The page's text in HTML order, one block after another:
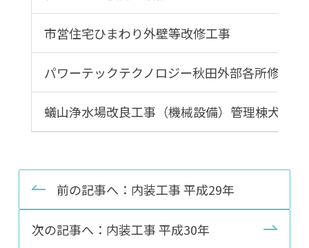
市営住宅ひまわり外壁等改修工事
パワーテックテクノロジー秋田外部各所修繕工
蟻山浄水場改良工事（機械設備）管理棟犬走補
前の記事へ：内装工事 平成29年
次の記事へ：内装工事 平成30年